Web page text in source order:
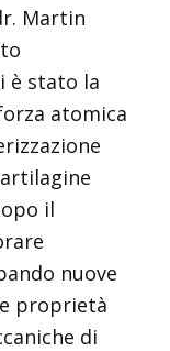
Martin
è stato la
atomica
il
nuove
proprietà
di